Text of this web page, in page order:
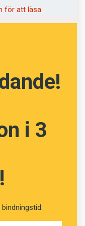
orden?
för att läsa
i 3